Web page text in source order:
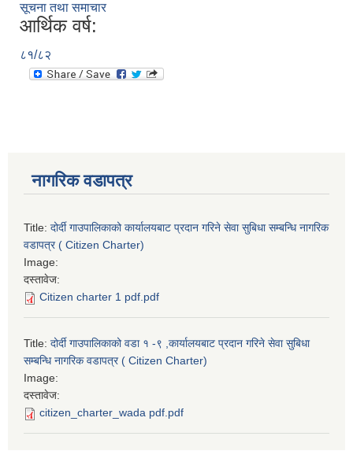
सूचना तथा समाचार
आर्थिक वर्ष:
८१/८२
नागरिक वडापत्र
Title: दोर्दी गाउपालिकाको कार्यालयबाट प्रदान गरिने सेवा सुबिधा सम्बन्धि नागरिक
वडापत्र ( Citizen Charter)
Image:
दस्तावेज:
Citizen charter 1 pdf.pdf
Title: दोर्दी गाउपालिकाको वडा १ -९ ,कार्यालयबाट प्रदान गरिने सेवा सुबिधा
सम्बन्धि नागरिक वडापत्र ( Citizen Charter)
Image:
दस्तावेज:
citizen_charter_wada pdf.pdf